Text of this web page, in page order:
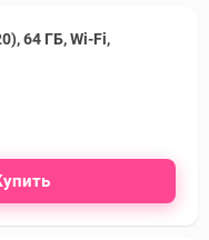
64 ГБ, Wi-Fi,